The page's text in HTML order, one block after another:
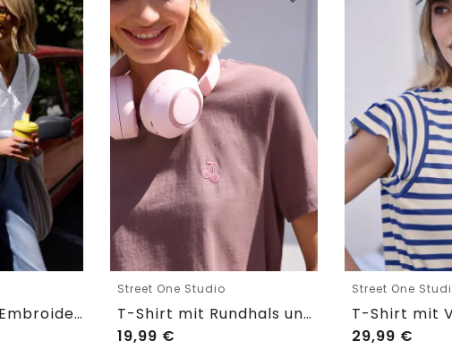
Shirtbluse mit Embroidery-Front
Street One Studio
T-Shirt mit Rundhals und Embroidery-Detail
19,99 €
Street One
29,99 €